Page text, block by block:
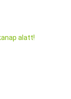
alatt!